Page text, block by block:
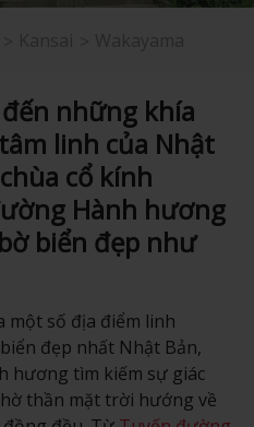
những khía
linh của Nhật
cổ kính
Hành hương
biển đẹp như
một số địa điểm linh
đẹp nhất Nhật Bản,
hương tìm kiếm sự giác
thần mặt trời hướng về